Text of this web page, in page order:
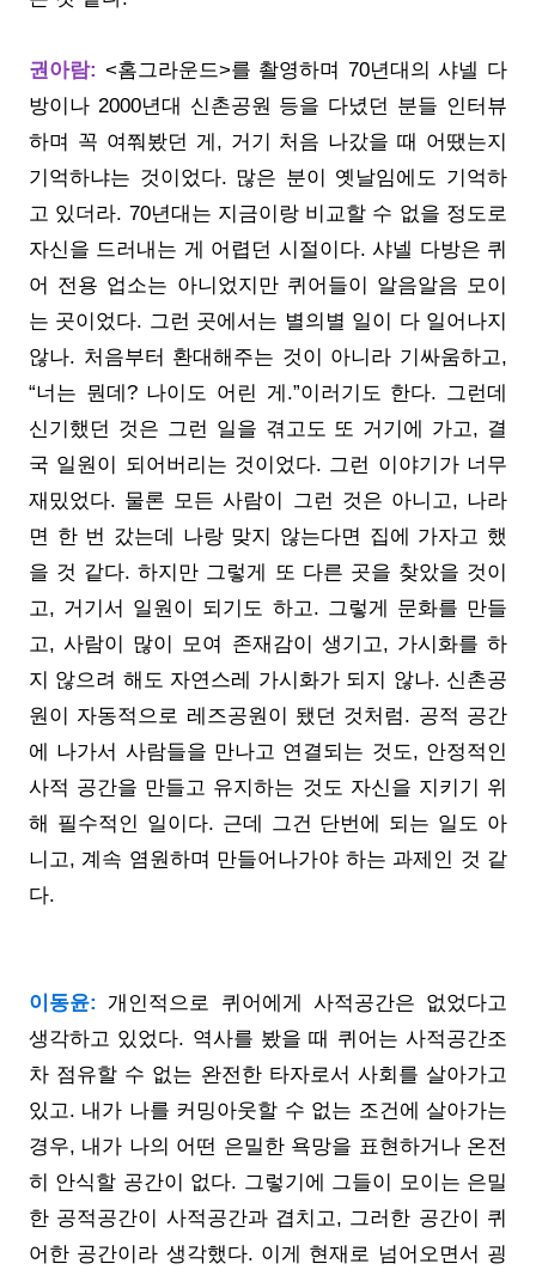
권아람: <홈그라운드>를 촬영하며 70년대의 샤넬 다
방이나 2000년대 신촌공원 등을 다녔던 분들 인터뷰
하며 꼭 여쭤봤던 게, 거기 처음 나갔을 때 어땠는지
기억하냐는 것이었다. 많은 분이 옛날임에도 기억하
고 있더라. 70년대는 지금이랑 비교할 수 없을 정도로
자신을 드러내는 게 어렵던 시절이다. 샤넬 다방은 퀴
어 전용 업소는 아니었지만 퀴어들이 알음알음 모이
는 곳이었다. 그런 곳에서는 별의별 일이 다 일어나지
않나. 처음부터 환대해주는 것이 아니라 기싸움하고,
“너는 뭔데? 나이도 어린 게.”이러기도 한다. 그런데
신기했던 것은 그런 일을 겪고도 또 거기에 가고, 결
국 일원이 되어버리는 것이었다. 그런 이야기가 너무
재밌었다. 물론 모든 사람이 그런 것은 아니고, 나라
면 한 번 갔는데 나랑 맞지 않는다면 집에 가자고 했
을 것 같다. 하지만 그렇게 또 다른 곳을 찾았을 것이
고, 거기서 일원이 되기도 하고. 그렇게 문화를 만들
고, 사람이 많이 모여 존재감이 생기고, 가시화를 하
지 않으려 해도 자연스레 가시화가 되지 않나. 신촌공
원이 자동적으로 레즈공원이 됐던 것처럼. 공적 공간
에 나가서 사람들을 만나고 연결되는 것도, 안정적인
사적 공간을 만들고 유지하는 것도 자신을 지키기 위
해 필수적인 일이다. 근데 그건 단번에 되는 일도 아
니고, 계속 염원하며 만들어나가야 하는 과제인 것 같
다.
이동윤: 개인적으로 퀴어에게 사적공간은 없었다고
생각하고 있었다. 역사를 봤을 때 퀴어는 사적공간조
차 점유할 수 없는 완전한 타자로서 사회를 살아가고
있고. 내가 나를 커밍아웃할 수 없는 조건에 살아가는
경우, 내가 나의 어떤 은밀한 욕망을 표현하거나 온전
히 안식할 공간이 없다. 그렇기에 그들이 모이는 은밀
한 공적공간이 사적공간과 겹치고, 그러한 공간이 퀴
어한 공간이라 생각했다. 이게 현재로 넘어오면서 굉